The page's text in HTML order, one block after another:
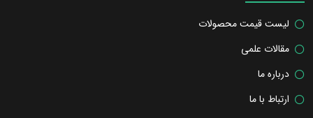
لیست قیمت محصولات
مقالات علمی
درباره ما
ارتباط با ما